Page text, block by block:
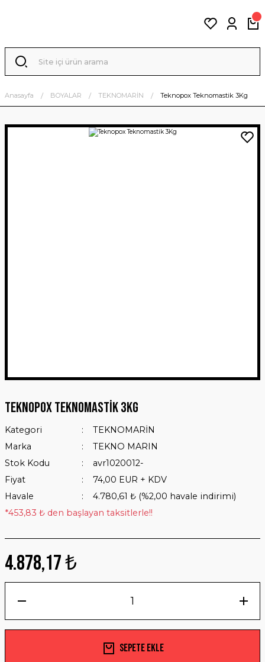
Anasayfa BOYALAR TEKNOMARİN Teknopox Teknomastik 3Kg
Teknopox Teknomastik 3Kg
Kategori
TEKNOMARİN
Marka
TEKNO MARIN
Stok Kodu
avr1020012-
Fiyat
74,00 EUR + KDV
Havale
4.780,61 ₺ (%2,00 havale indirimi)
*453,83 ₺ den başlayan taksitlerle!!
4.878,17 ₺
Sepete Ekle